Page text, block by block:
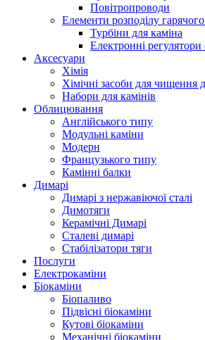
Повітропроводи
Елементи розподілу
Турбіни для каміна
Електронні регулятори
Аксесуари
Хімія
Хімічні засоби для чищення
Набори для камінів
Облицювання
Англійського типу
Модульні каміни
Модерн
Французького типу
Камінні балки
Димарі
Димарі з нержавіючої сталі
Димотяги
Керамічні Димарі
Сталеві димарі
Стабілізатори тяги
Послуги
Електрокаміни
Біокаміни
Біопаливо
Підвісні біокаміни
Кутові біокаміни
Механічні біокаміни